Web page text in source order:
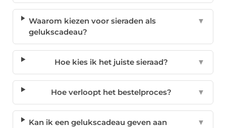
Waarom kiezen voor sieraden als
gelukscadeau?
▼
Hoe kies ik het juiste sieraad? ▼
Hoe verloopt het bestelproces? ▼
Kan ik een gelukscadeau geven aan
▼